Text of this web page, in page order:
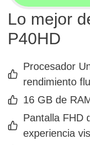
Lo mejor
P40HD
Procesador
rendimiento
16 GB de
Pantalla FHD
experiencia